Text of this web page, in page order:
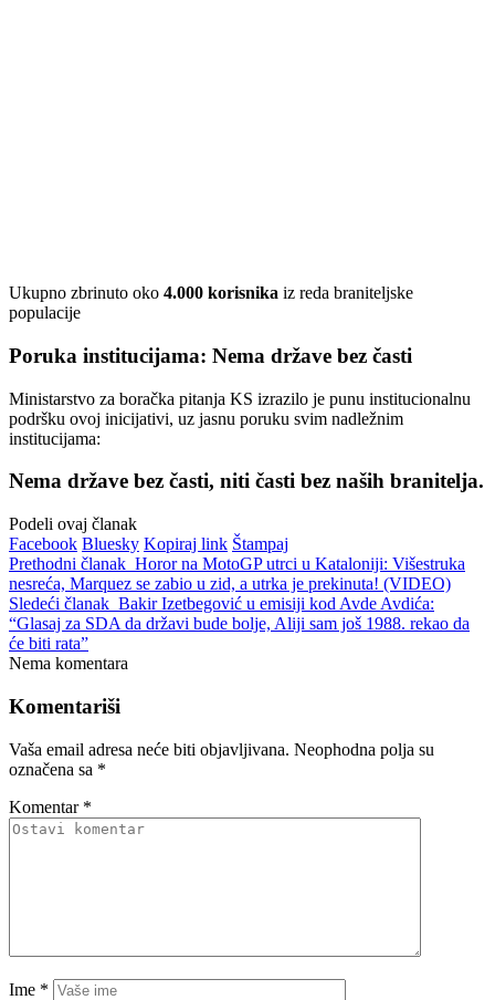
Ukupno zbrinuto oko 4.000 korisnika iz reda braniteljske
populacije
Poruka institucijama: Nema države bez časti
Ministarstvo za boračka pitanja KS izrazilo je punu institucionalnu
podršku ovoj inicijativi, uz jasnu poruku svim nadležnim
institucijama:
Nema države bez časti, niti časti bez naših branitelja.
Podeli ovaj članak
Facebook Bluesky Kopiraj link Štampaj
Prethodni članak Horor na MotoGP utrci u Kataloniji: Višestruka
nesreća, Marquez se zabio u zid, a utrka je prekinuta! (VIDEO)
Sledeći članak Bakir Izetbegović u emisiji kod Avde Avdića:
“Glasaj za SDA da državi bude bolje, Aliji sam još 1988. rekao da
će biti rata”
Nema komentara
Komentariši
Vaša email adresa neće biti objavljivana. Neophodna polja su
označena sa *
Komentar *
Ime *